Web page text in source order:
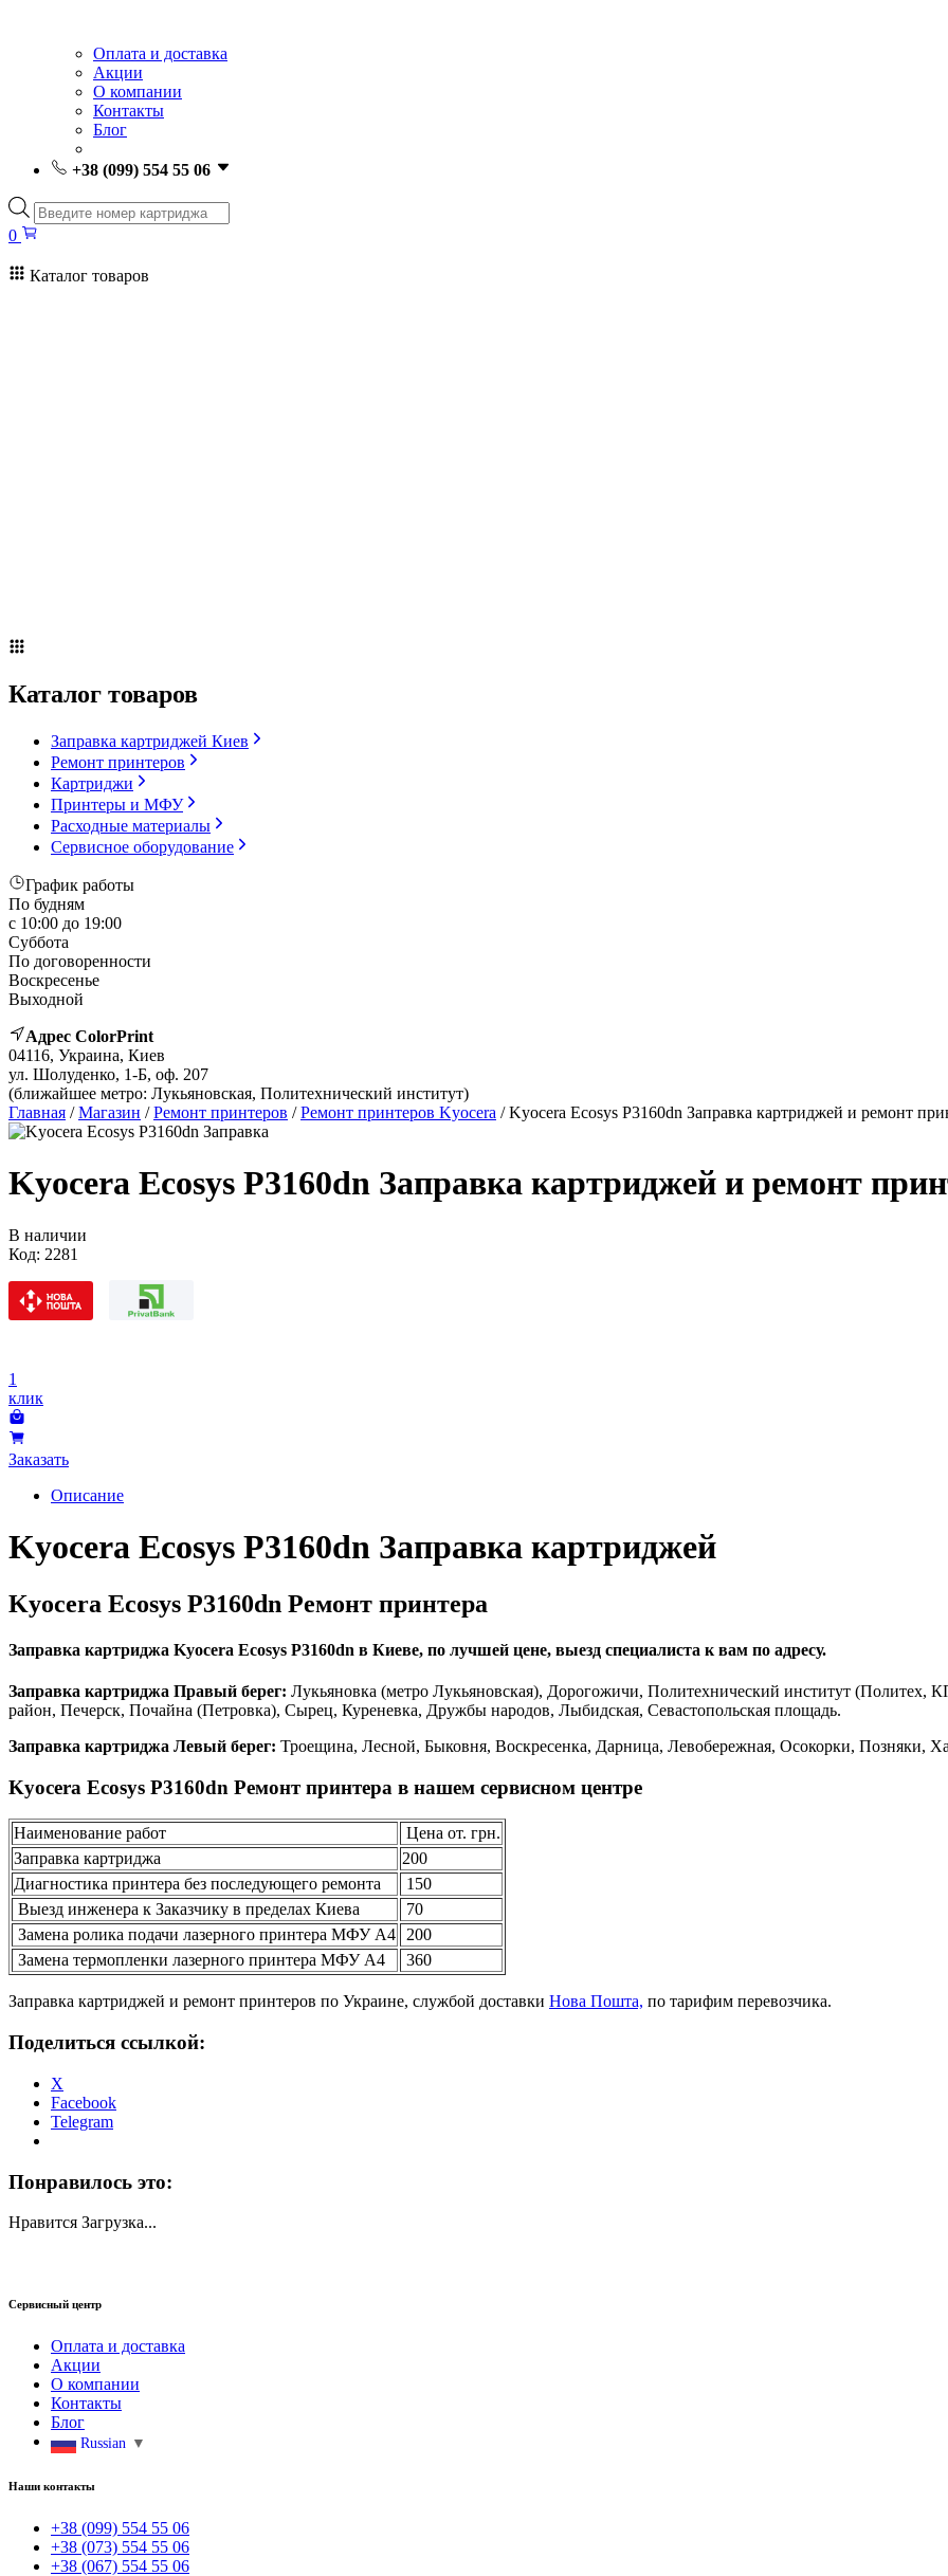
Оплата и доставка
Акции
О компании
Контакты
Блог
+38 (099) 554 55 06
Поиск
товаров
0
Каталог товаров
Каталог товаров
Заправка картриджей Киев
Ремонт принтеров
Картриджи
Принтеры и МФУ
Расходные материалы
Сервисное оборудование
График работы
По будням
с 10:00 до 19:00
Суббота
По договоренности
Воскресенье
Выходной
Адрес ColorPrint
04116, Украина, Киев
ул. Шолуденко, 1-Б, оф. 207
(ближайшее метро: Лукьяновская, Политехнический институт)
Главная /Магазин /Ремонт принтеров /Ремонт принтеров Kyocera / Kyocera Ecosys P3160dn Заправка картриджей и ремонт
Kyocera Ecosys P3160dn Заправка картриджей и ремонт
В наличии
Код: 2281
1
клик
Заказать
Описание
Kyocera Ecosys P3160dn Заправка картриджей
Kyocera Ecosys P3160dn Ремонт принтера
Заправка картриджа Kyocera Ecosys P3160dn в Киеве, по лучшей цене, выезд специалиста к вам по адресу.
Заправка картриджа Правый берег: Лукьяновка (метро Лукьяновская), Дорогожичи, Политехнический институт
район, Печерск, Почайна (Петровка), Сырец, Куреневка, Дружбы народов, Лыбидская, Севастопольская площадь.
Заправка картриджа Левый берег: Троещина, Лесной, Быковня, Воскресенка, Дарница, Левобережная, Осокорки, Позняки,
Kyocera Ecosys P3160dn Ремонт принтера в нашем сервисном центре
Наименование работ
Цена от. грн.
Заправка картриджа
200
Диагностика принтера без последующего ремонта
150
Выезд инженера к Заказчику в пределах Киева
70
Замена ролика подачи лазерного принтера МФУ А4 200
Замена термопленки лазерного принтера МФУ А4
360
Заправка картриджей и ремонт принтеров по Украине, службой доставки Нова Пошта, по тарифим перевозчика.
Поделиться ссылкой:
X
Facebook
Telegram
Понравилось это:
Нравится Загрузка...
Сервисный центр
Оплата и доставка
Акции
О компании
Контакты
Блог
Russian ▼
Наши контакты
+38 (099) 554 55 06
+38 (073) 554 55 06
+38 (067) 554 55 06